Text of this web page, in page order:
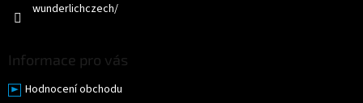
wunderlichczech/
Informace pro vás
Hodnocení obchodu